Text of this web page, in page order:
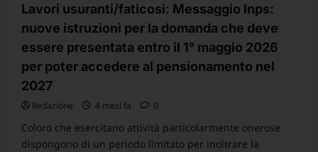
Lavori usuranti/faticosi: Messaggio Inps:
nuove istruzioni per la domanda che deve
essere presentata entro il 1° maggio 2026
per poter accedere al pensionamento nel
2027
Redazione 4 mesi fa 0
Coloro che esercitano attività particolarmente onerose
dispongono di un periodo limitato per inoltrare la